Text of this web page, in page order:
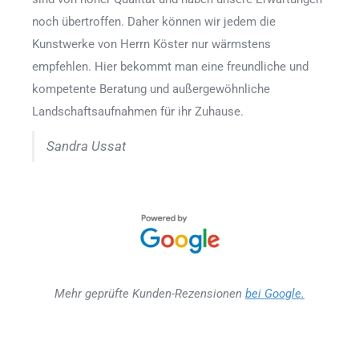
noch übertroffen. Daher können wir jedem die
Kunstwerke von Herrn Köster nur wärmstens
empfehlen. Hier bekommt man eine freundliche und
kompetente Beratung und außergewöhnliche
Landschaftsaufnahmen für ihr Zuhause.
Sandra Ussat
Mehr geprüfte Kunden-Rezensionen bei Google.